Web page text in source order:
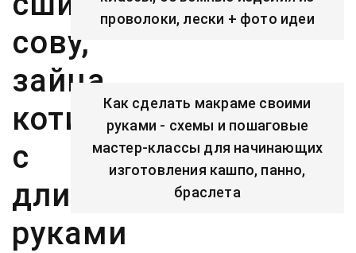
сову,
зайца,
котика,
с
длинными
руками
проволоки, лески + фото идеи
Как сделать макраме своими
руками - схемы и пошаговые
мастер-классы для начинающих
изготовления кашпо, панно,
браслета